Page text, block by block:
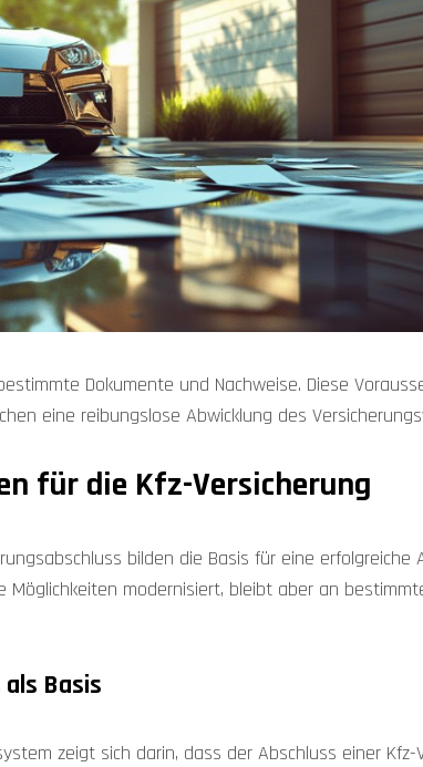
Dokumente und Nachweise. Diese
eine reibungslose Abwicklung des
für die Kfz-Versicherung
bilden die Basis für eine erfolgreiche
Möglichkeiten modernisiert, bleibt aber an
Basis
zeigt sich darin, dass der Abschluss einer Kfz-